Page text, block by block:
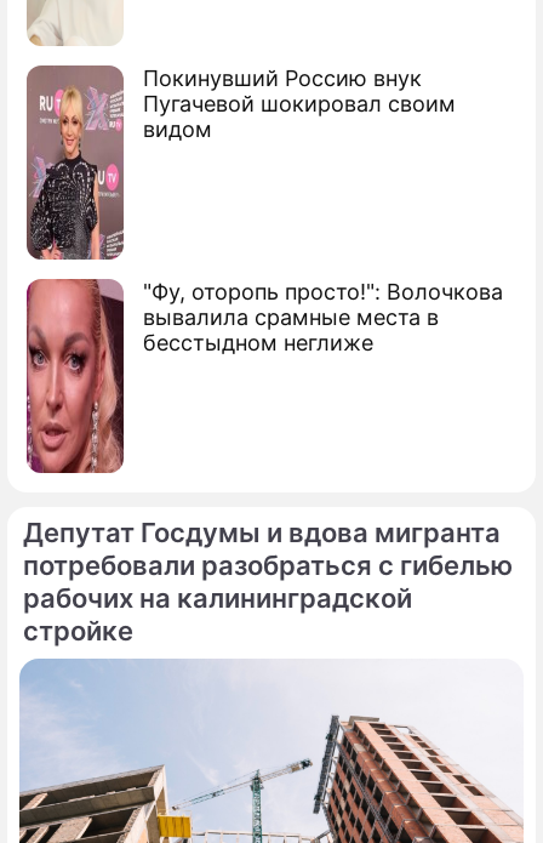
Покинувший Россию внук
Пугачевой шокировал своим
видом
"Фу, оторопь просто!": Волочкова
вывалила срамные места в
бесстыдном неглиже
Орбакайте сделала заявление о
Кристина Эдмундовна
Орбакайте
Депутат Госдумы и вдова мигранта
потребовали разобраться с гибелью
рабочих на калининградской
стройке